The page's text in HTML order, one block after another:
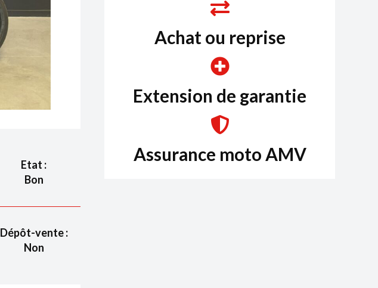
Etat :
Bon
Dépôt-vente :
Non
Achat ou reprise
Extension de garantie
Assurance moto AMV